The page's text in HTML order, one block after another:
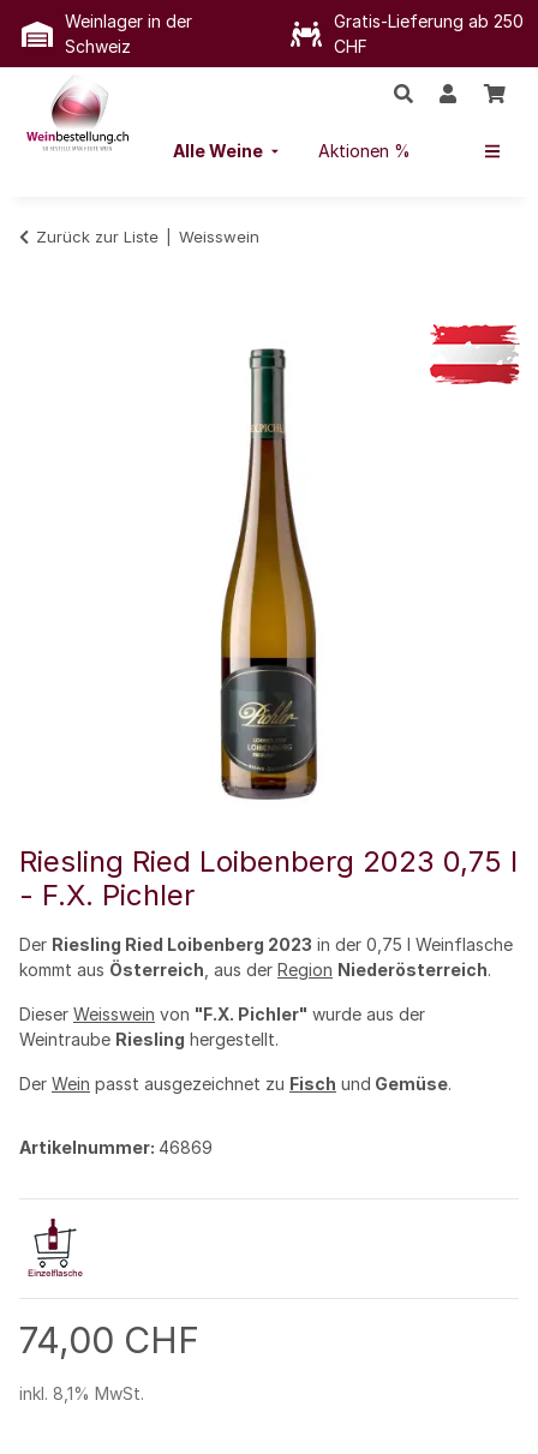
Weinlager in der
Schweiz
Gratis-Lieferung ab 250
CHF
Alle Weine Aktionen %
Zurück zur Liste Weisswein
Riesling Ried Loibenberg 2023 0,75 l
- F.X. Pichler
Der Riesling Ried Loibenberg 2023 in der 0,75 l Weinflasche
kommt aus Österreich , aus der Region Niederösterreich.
Dieser Weisswein von "F.X. Pichler" wurde aus der
Weintraube Riesling hergestellt.
Der Wein passt ausgezeichnet zu Fisch und Gemüse.
Artikelnummer: 46869
74,00 CHF
inkl. 8,1% MwSt.